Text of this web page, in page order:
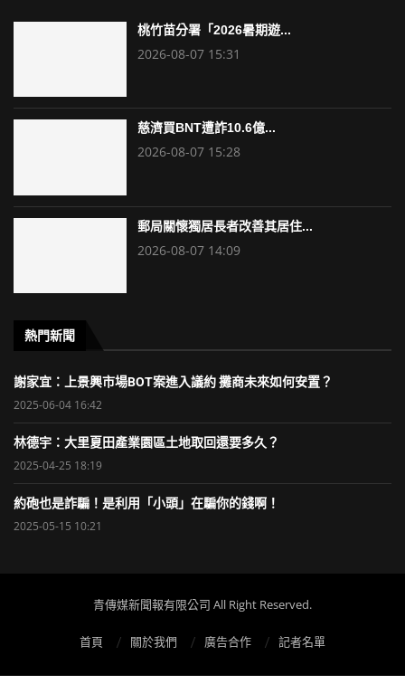
桃竹苗分署「2026暑期遊...
2026-08-07 15:31
慈濟買BNT遭詐10.6億...
2026-08-07 15:28
郵局關懷獨居長者改善其居住...
2026-08-07 14:09
熱門新聞
謝家宜：上景興市場BOT案進入議約 攤商未來如何安置？
2025-06-04 16:42
林德宇：大里夏田產業園區土地取回還要多久？
2025-04-25 18:19
約砲也是詐騙！是利用「小頭」在騙你的錢啊！
2025-05-15 10:21
青傳媒新聞報有限公司 All Right Reserved.
首頁 關於我們 廣告合作 記者名單